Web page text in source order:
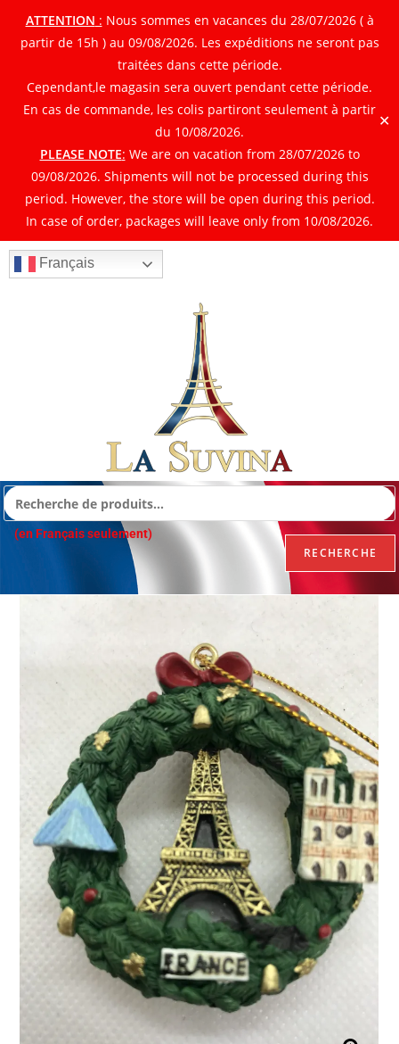
ATTENTION : Nous sommes en vacances du 28/07/2026 ( à
partir de 15h ) au 09/08/2026. Les expéditions ne seront pas
traitées dans cette période.
Cependant,le magasin sera ouvert pendant cette période.
En cas de commande, les colis partiront seulement à partir
du 10/08/2026.
PLEASE NOTE: We are on vacation from 28/07/2026 to
09/08/2026. Shipments will not be processed during this
period. However, the store will be open during this period.
In case of order, packages will leave only from 10/08/2026.
✕
Français
RECHERCHE
(en Français seulement)